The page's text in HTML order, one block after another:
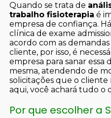
Quando se trata de
trabalho fisioterapia é
empresa de confiança.
clínica de exame
acordo com as
cliente, por isso, é
empresa para sanar essa
mesma, atendendo de
solicitações que o
aqui, você achará tudo o
Por que escolher a